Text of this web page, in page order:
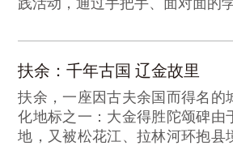
扶余：千年古国 辽金故里
扶余，一座因古夫余国而得名的
化地标之一：大金得胜陀颂碑由
地，又被松花江、拉林河环抱县